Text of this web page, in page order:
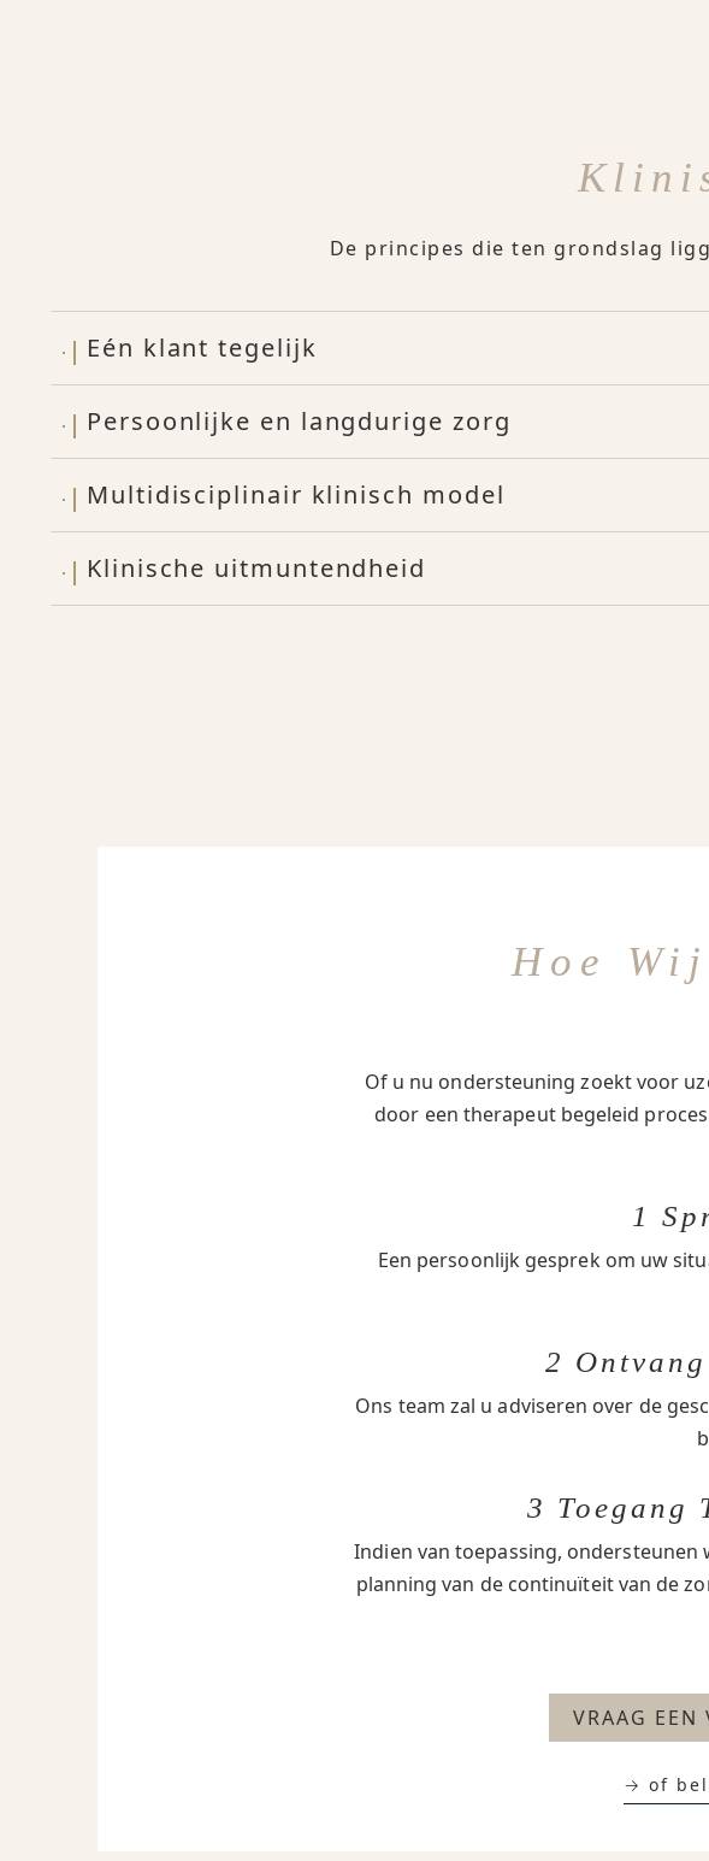
De principes die ten grondslag
Eén klant tegelijk
Persoonlijke en langdurige zorg
Multidisciplinair klinisch model
Klinische uitmuntendheid
Hoe
Of u nu ondersteuning zoekt voor
door een therapeut begeleid
1
Een persoonlijk gesprek om uw
2
Ons team zal u adviseren over de
3 Toegang
Indien van toepassing,
planning van de continuïteit van de
VRAAG EEN
→ of